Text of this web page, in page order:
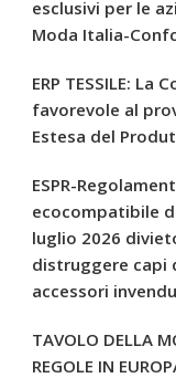
esclusivi per le
Moda Italia-
ERP TESSILE:
favorevole al
Estesa del
ESPR-
ecocompatibile
luglio 2026
distruggere capi
accessori
TAVOLO DELLA
REGOLE IN